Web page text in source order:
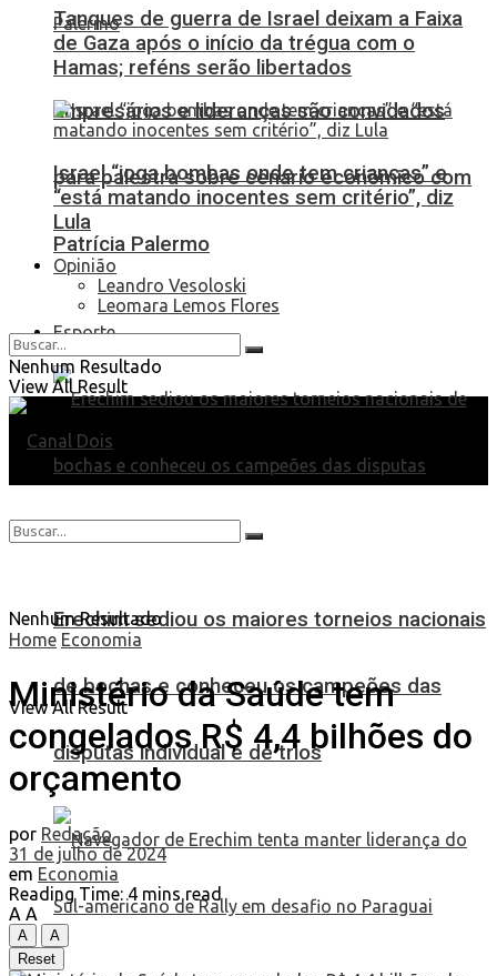
Empresários e lideranças são convidados
para palestra sobre cenário econômico com
Patrícia Palermo
Esporte
Erechim sediou os maiores torneios nacionais
de bochas e conheceu os campeões das
disputas individual e de trios
Tanques de guerra de Israel deixam a Faixa
de Gaza após o início da trégua com o
Hamas; reféns serão libertados
Israel “joga bombas onde tem crianças” e
“está matando inocentes sem critério”, diz
Lula
Opinião
Leandro Vesoloski
Leomara Lemos Flores
Nenhum Resultado
View All Result
Nenhum Resultado
View All Result
Home Economia
Ministério da Saúde tem
congelados R$ 4,4 bilhões do
orçamento
por Redação
31 de julho de 2024
em Economia
Reading Time: 4 mins read
A A
A
A
Reset